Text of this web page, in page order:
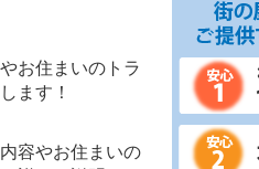
お住まいのトラ
ます！
容やお住まいの